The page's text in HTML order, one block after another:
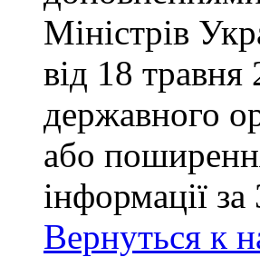
Міністрів
від 18
державного
або
інформації
Вернуться к